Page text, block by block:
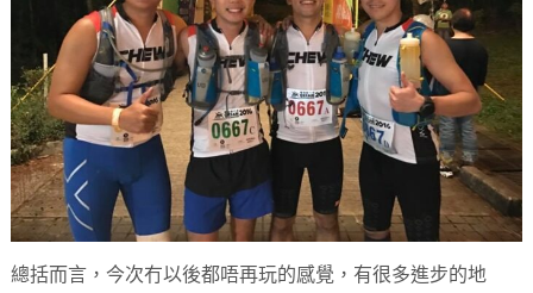
總括而言，今次冇以後都唔再玩的感覺，有很多進步的地